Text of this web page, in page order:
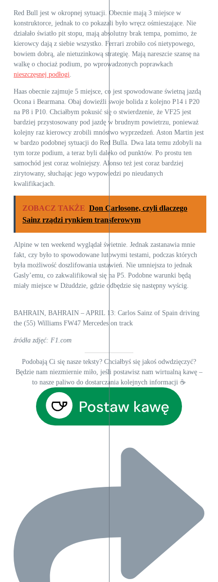
Red Bull jest w okropnej sytuacji. Obecnie mają 3 miejsce w
konstruktorce, jednak to co pokazali było wręcz ośmieszające. Nie
działało światło pit stopu, mają absolutny brak tempa, pomimo, że
kierowcy dają z siebie wszystko. Ferrari zrobiło coś nietypowego,
bowiem dobrą, ale nietuzinkową strategię. Mają nareszcie szansę na
walkę o chociaż podium, po wprowadzonych poprawkach
nieszczęsnej podłogi
Haas obecnie zajmuje 5 miejsce, co jest spowodowane świetną jazdą
Ocona i Bearmana. Obaj dowieźli swoje bolida z kolejno P14 i P20
na P8 i P10. Chciałbym pokusić się o stwierdzenie, że VF25 jest
bardziej przystosowany pod jazdę w brudnym powietrzu, ponieważ
kolejny raz kierowcy zrobili mnóstwo wyprzedzeń. Aston Martin jest
w bardzo podobnej sytuacji do Red Bulla. Dwa lata temu zdobyli na
tym torze podium, a teraz byli daleko od punktów. Po prostu ten
samochód jest coraz wolniejszy. Alonso też jest coraz bardziej
zirytowany, słuchając jego wypowiedzi po nieudanych
kwalifikacjach.
ZOBACZ TAKŻE Don Carlosone, czyli dlaczego
Sainz rządzi rynkiem transferowym
Alpine w ten weekend wyglądał świetnie. Jednak zastanawia mnie
fakt, czy było to spowodowane lutowymi testami, podczas których
była możliwość doszlifowania ustawień. Nie umniejsza to jednak
Gasly’emu, co zakwalifikował się na P5. Podobne warunki będą
miały miejsce w Dżuddzie, gdzie odbędzie się następny wyścig.
BAHRAIN, BAHRAIN – APRIL 13: Carlos Sainz of Spain driving
the (55) Williams FW47 Mercedes on track
źródła zdjęć: F1.com
Podobają Ci się nasze teksty? Chciałbyś się jakoś odwdzięczyć?
Będzie nam niezmiernie miło, jeśli postawisz nam wirtualną kawę –
to nasze paliwo do dostarczania kolejnych informacji ☕